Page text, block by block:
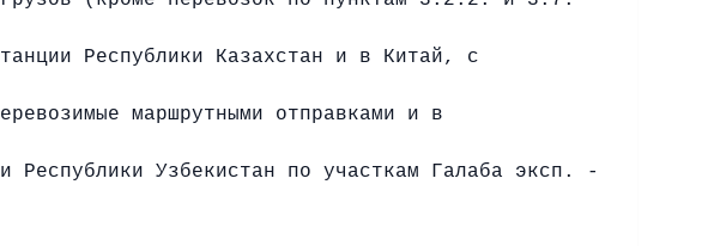
Республики Казахстан и в Китай, с
маршрутными отправками и в
Республики Узбекистан по участкам Галаба эксп. -